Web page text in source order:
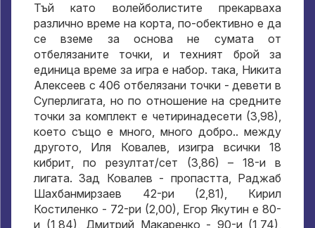
Тъй като волейболистите прекарваха
различно време на корта, по-обективно е да
се вземе за основа не сумата от
отбелязаните точки, и техният брой за
единица време за игра е набор. така, Никита
Алексеев с 406 отбелязани точки - девети в
Суперлигата, но по отношение на средните
точки за комплект е четиринадесети (3,98),
което също е много, много добро.. между
другото, Иля Ковалев, изигра всички 18
кибрит, по резултат/сет (3,86) – 18-и в
лигата. Зад Ковалев - пропастта, Раджаб
Шахбанмирзаев 42-ри (2,81), Кирил
Костиленко - 72-ри (2,00), Егор Якутин е 80-
и (1,84), Дмитрий Макаренко - 90-и (1,74),